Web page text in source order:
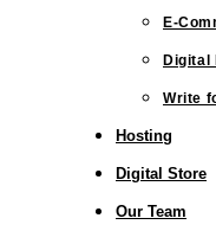
E-
Digital
Write
Hosting
Digital Store
Our Team